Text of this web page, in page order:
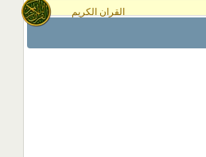
القران الكريم